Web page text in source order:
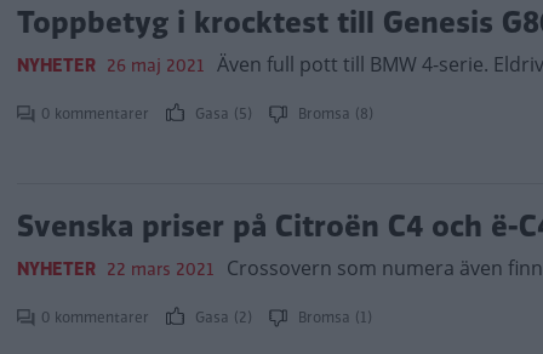
Toppbetyg i krocktest till Genesis
NYHETER 26 maj 2021 Även full pott till BMW 4-serie.
0 kommentarer Gasa (5) Bromsa (8)
Svenska priser på Citroën C4 och ë-
NYHETER 22 mars 2021 Crossovern som numera även
0 kommentarer Gasa (2) Bromsa (1)